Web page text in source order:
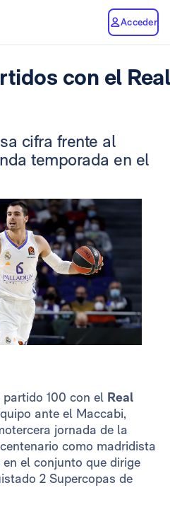
Acceder
con el Real
cifra frente al
temporada en el
100 con el Real
ante el Maccabi,
jornada de la
como madridista
el conjunto que dirige
2 Supercopas de